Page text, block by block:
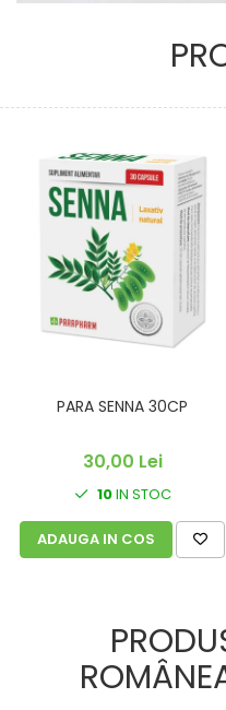
PARA SENNA 30CP
30,00 Lei
10IN STOC
ADAUGA IN COS